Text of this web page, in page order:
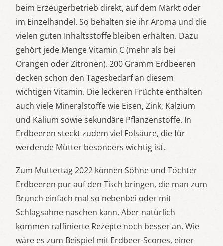
beim Erzeugerbetrieb direkt, auf dem Markt oder
im Einzelhandel. So behalten sie ihr Aroma und die
vielen guten Inhaltsstoffe bleiben erhalten. Dazu
gehört jede Menge Vitamin C (mehr als bei
Orangen oder Zitronen). 200 Gramm Erdbeeren
decken schon den Tagesbedarf an diesem
wichtigen Vitamin. Die leckeren Früchte enthalten
auch viele Mineralstoffe wie Eisen, Zink, Kalzium
und Kalium sowie sekundäre Pflanzenstoffe. In
Erdbeeren steckt zudem viel Folsäure, die für
werdende Mütter besonders wichtig ist.
Zum Muttertag 2022 können Söhne und Töchter
Erdbeeren pur auf den Tisch bringen, die man zum
Brunch einfach mal so nebenbei oder mit
Schlagsahne naschen kann. Aber natürlich
kommen raffinierte Rezepte noch besser an. Wie
wäre es zum Beispiel mit Erdbeer-Scones, einer